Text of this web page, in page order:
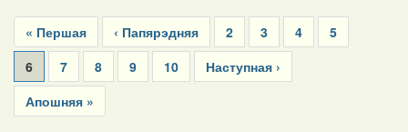
Pagination
First
page
« Першая
Previous
page
‹ Папярэдняя Page
2 Page
3 Page
4 Page
5
Current
page
6 Page
7 Page
8 Page
9 Page
10
Next
page
Наступная ›
Last
page
Апошняя »